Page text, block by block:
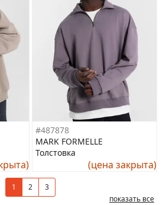
#487878
MARK FORMELLE
Толстовка
(цена закрыта)
1 2
3
показать все